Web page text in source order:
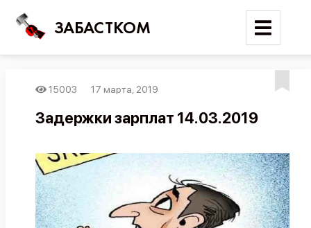
ЗАБАСТКОМ
Карта событий
Трудовые конфликты
15003 17 марта, 2019
Задержки зарплат 14.03.2019